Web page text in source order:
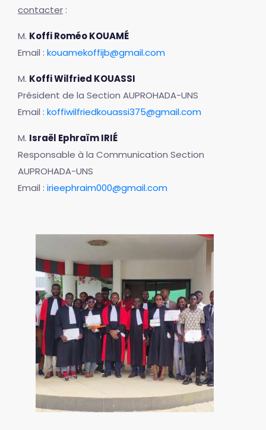
contacter :
M. Koffi Roméo KOUAMÉ
Email : kouamekoffijb@gmail.com
M. Koffi Wilfried KOUASSI
Président de la Section AUPROHADA-UNS
Email : koffiwilfriedkouassi375@gmail.com
M. Israël Ephraïm IRIÉ
Responsable à la Communication Section
AUPROHADA-UNS
Email : irieephraim000@gmail.com